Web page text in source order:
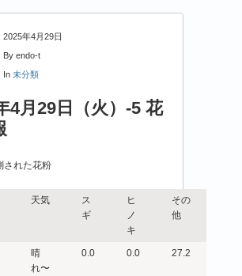
2025年4月29日
By endo-t
In 未分類
4月29日（火）-5 花
された花粉
天気
ス
ギ
ヒ
ノ
キ
その
他
晴
れ〜
0.0 0.0 27.2